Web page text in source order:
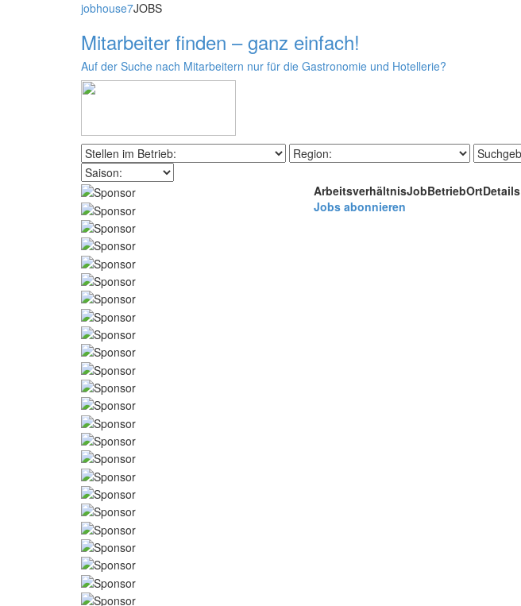
jobhouse7JOBS
Mitarbeiter finden – ganz einfach!
Auf der Suche nach Mitarbeitern nur für die Gastronomie und Hotellerie?
ArbeitsverhältnisJobBetriebOrtDetails
Jobs abonnieren